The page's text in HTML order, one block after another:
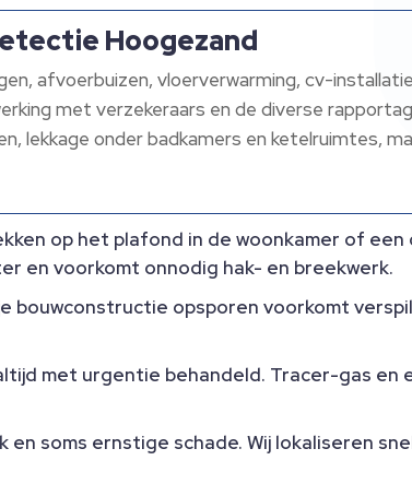
Hoogezand
afvoerbuizen, vloerverwarming, cv-
met verzekeraars en de diverse
lekkage onder badkamers en ketelruimtes,
op het plafond in de woonkamer of
en voorkomt onnodig hak- en breekwerk.
bouwconstructie opsporen voorkomt
met urgentie behandeld. Tracer-gas
en soms ernstige schade. Wij lokaliseren